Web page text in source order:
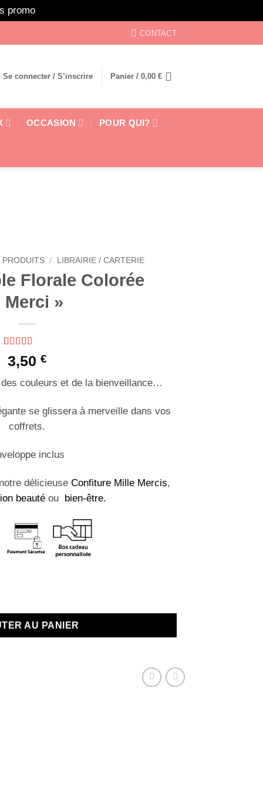
promo
CONTACT
Se connecter / S’inscrire Panier / 0,00 €
OCCASION POUR QUI?
/ LIBRAIRIE / CARTERIE
Florale Colorée
Merci »
Noté5sur 5
basé sur
client
3,50 €
couleurs et de la bienveillance…
se glissera à merveille dans vos
coffrets.
inclus
délicieuse Confiture Mille Mercis,
beautéou bien-être.
AU PANIER